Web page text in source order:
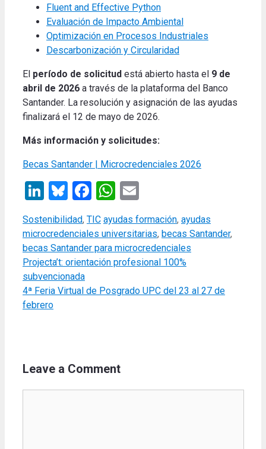
Fluent and Effective Python
Evaluación de Impacto Ambiental
Optimización en Procesos Industriales
Descarbonización y Circularidad
El período de solicitud está abierto hasta el 9 de
abril de 2026 a través de la plataforma del Banco
Santander. La resolución y asignación de las ayudas
finalizará el 12 de mayo de 2026.
Más información y solicitudes:
Becas Santander | Microcredenciales 2026
LinkedIn
Bluesky
Facebook
WhatsApp
Categories
Sostenibilidad, TIC Tags
ayudas formación, ayudas
microcredenciales universitarias, becas Santander,
becas Santander para microcredenciales
Projecta’t: orientación profesional 100%
subvencionada
4ª Feria Virtual de Posgrado UPC del 23 al 27 de
febrero
Leave a Comment